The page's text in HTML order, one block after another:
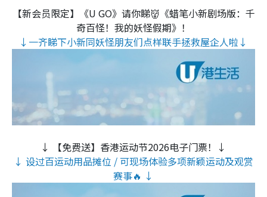
【新会员限定】《U GO》请你睇👹《蜡笔小新剧场版：千
奇百怪！我的妖怪假期》！
↓一齐睇下小新同妖怪朋友们点样联手拯救屋企人啦↓
↓ 【免费送】香港运动节2026电子门票！↓
↓ 设过百运动用品摊位 / 可现场体验多项新颖运动及观赏
赛事🔥 ↓